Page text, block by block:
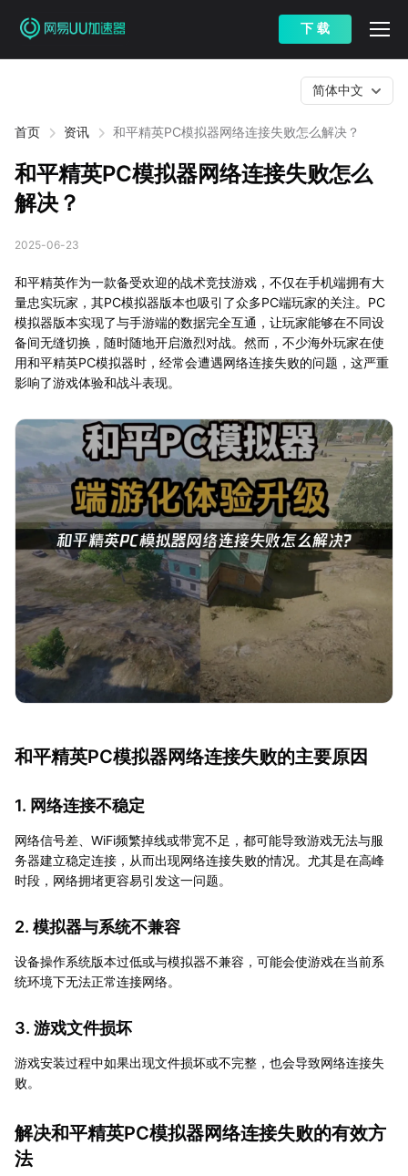
下 载
首页 资讯 和平精英PC模拟器网络连接失败怎么解决？
简体中文
和平精英PC模拟器网络连接失败怎么
解决？
2025-06-23
和平精英作为一款备受欢迎的战术竞技游戏，不仅在手机端拥有大
量忠实玩家，其PC模拟器版本也吸引了众多PC端玩家的关注。PC
模拟器版本实现了与手游端的数据完全互通，让玩家能够在不同设
备间无缝切换，随时随地开启激烈对战。然而，不少海外玩家在使
用和平精英PC模拟器时，经常会遭遇网络连接失败的问题，这严重
影响了游戏体验和战斗表现。
和平精英PC模拟器网络连接失败的主要原因
1. 网络连接不稳定
网络信号差、WiFi频繁掉线或带宽不足，都可能导致游戏无法与服
务器建立稳定连接，从而出现网络连接失败的情况。尤其是在高峰
时段，网络拥堵更容易引发这一问题。
2. 模拟器与系统不兼容
设备操作系统版本过低或与模拟器不兼容，可能会使游戏在当前系
统环境下无法正常连接网络。
3. 游戏文件损坏
游戏安装过程中如果出现文件损坏或不完整，也会导致网络连接失
败。
解决和平精英PC模拟器网络连接失败的有效方
法